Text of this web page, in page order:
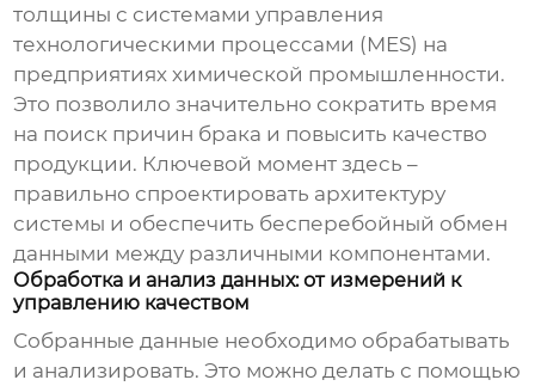
толщины с системами управления
технологическими процессами (MES) на
предприятиях химической промышленности.
Это позволило значительно сократить время
на поиск причин брака и повысить качество
продукции. Ключевой момент здесь –
правильно спроектировать архитектуру
системы и обеспечить бесперебойный обмен
данными между различными компонентами.
Обработка и анализ данных: от измерений к
управлению качеством
Собранные данные необходимо обрабатывать
и анализировать. Это можно делать с помощью